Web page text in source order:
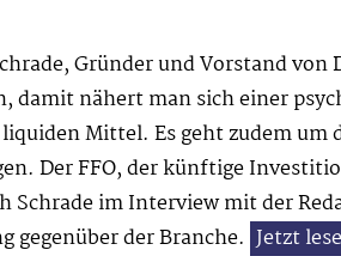
Gründer und Vorstand
damit nähert man sich einer
Mittel. Es geht zudem
Der FFO, der künftige
im Interview mit der
gegenüber der Branche. Jetzt